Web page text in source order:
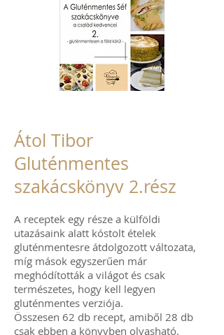
Átol Tibor
Gluténmentes
szakácskönyv 2.rész
A receptek egy része a külföldi
utazásaink alatt kóstolt ételek
gluténmentesre átdolgozott változata,
míg mások egyszerűen már
meghódították a világot és csak
természetes, hogy kell legyen
gluténmentes verziója.
Összesen 62 db recept, amiből 28 db
csak ebben a könyvben olvasható.